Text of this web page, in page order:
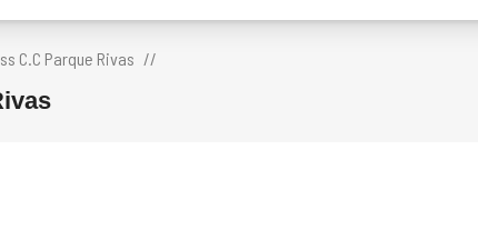
C.C Parque Rivas